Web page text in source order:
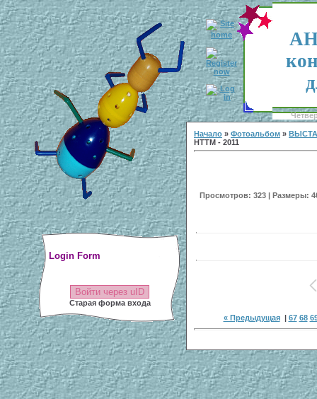
Login Form
Войти через uID
Старая форма входа
Начало » Фотоальбом »
НТТМ - 2011
Просмотров: 323 | Размеры:
« Предыдущая| 67 68